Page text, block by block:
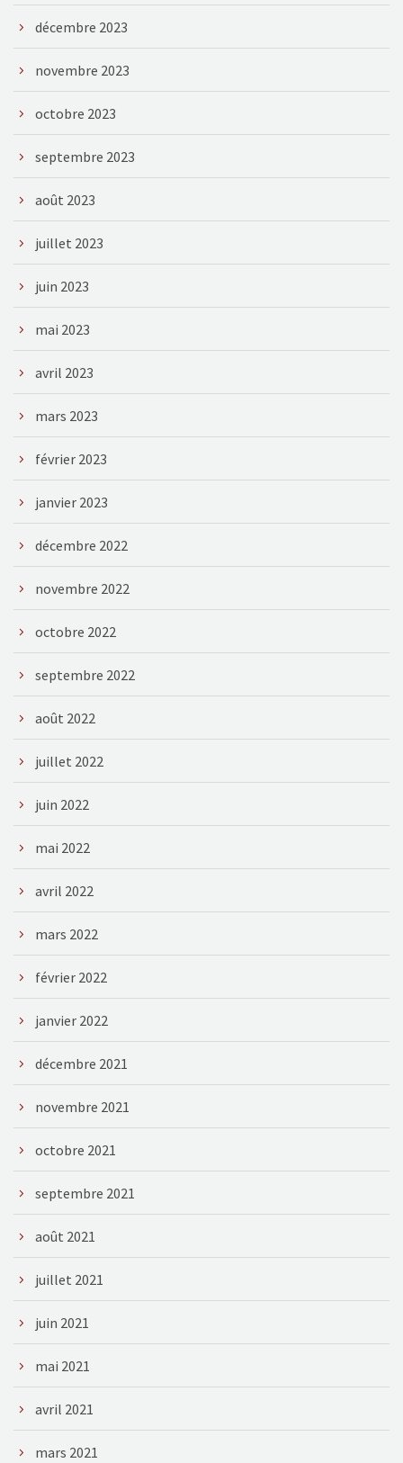
décembre 2023
novembre 2023
octobre 2023
septembre 2023
août 2023
juillet 2023
juin 2023
mai 2023
avril 2023
mars 2023
février 2023
janvier 2023
décembre 2022
novembre 2022
octobre 2022
septembre 2022
août 2022
juillet 2022
juin 2022
mai 2022
avril 2022
mars 2022
février 2022
janvier 2022
décembre 2021
novembre 2021
octobre 2021
septembre 2021
août 2021
juillet 2021
juin 2021
mai 2021
avril 2021
mars 2021